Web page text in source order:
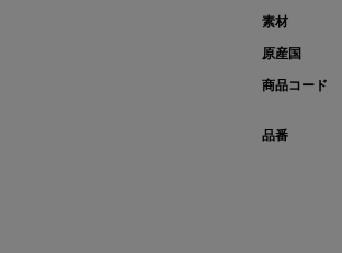
素材
原産国
商品コード
品番